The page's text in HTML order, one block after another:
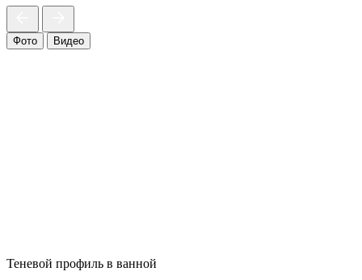
Фото Видео
Теневой профиль в ванной